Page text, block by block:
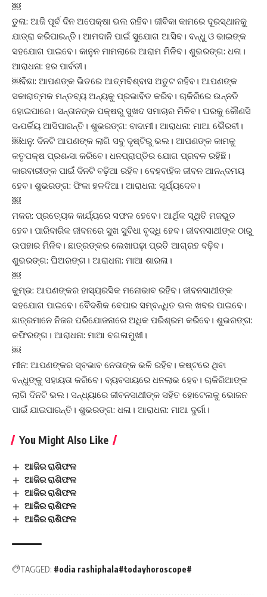
￼
ତୁଳା: ଆଜି ପୂର୍ବ ଦିନ ଅପେକ୍ଷା ଭଲ ରହିବ। ଜୀବିକା କାମରେ ଦୂରସ୍ଥାନକୁ
ଯାତ୍ରା କରିପାରନ୍ତି। ଆମଦାନି ପାଇଁ ସୁଯୋଗ ଆସିବ। ବନ୍ଧୁ ଓ ଭାଇଙ୍କ
ସହଯୋଗ ପାଇବେ। କାନୁନ ମାମଲାରେ ଆରାମ ମିଳିବ। ଶୁଭରଙ୍ଗ: ଧଳା।
ଆରାଧନା: ହର ପାର୍ବତୀ।
￼ବିଛା: ଆପଣଙ୍କ ଭିତରେ ଆତ୍ମବିଶ୍ବାସ ଅତୁଟ ରହିବ। ଆପଣଙ୍କ
ସକାରାତ୍ମକ ମନ୍ତବ୍ୟ ଅନ୍ୟକୁ ପ୍ରଭାବିତ କରିବ। ଚାକିରିରେ ଉନ୍ନତି
ହୋଇପାରେ। ସନ୍ତାନଙ୍କ ପକ୍ଷରୁ ସୁଖଦ ସମାଚାର ମିଳିବ। ଘରକୁ କୌଣସି
ସ˚ପର୍କିୟ ଆସିପାରନ୍ତି। ଶୁଭରଙ୍ଗ: ବାଦାମୀ। ଆରାଧନା: ମାଆ ଭୈରବୀ।
￼ଧନୁ: ଦିନଟି ଆପଣଙ୍କ ଲାଗି ସବୁ ଦୃଷ୍ଟିରୁ ଭଲ। ଆପଣଙ୍କ କାମକୁ
କତୃପକ୍ଷ ପ୍ରଶ˚ସା କରିବେ। ଧନପ୍ରାପ୍ତିର ଯୋଗ ପ୍ରବଳ ରହିଛି।
କାରବାରୀଙ୍କ ପାଇଁ ଦିନଟି ବଢ଼ିଆ ରହିବ। ବେହବାହିକ ଜୀବନ ଆନନ୍ଦମୟ
ହେବ। ଶୁଭରଙ୍ଗ: ଫିକା ହଳଦିଆ। ଆରାଧନା: ସୂର୍ଯ୍ୟଦେବ।
￼
ମକର: ପ୍ରତ୍ୟେକ କାର୍ଯ୍ୟରେ ସଫଳ ହେବେ। ଆର୍ଥିକ ସ୍ଥିତି ମଜଭୁତ
ହେବ। ପାରିବାରିକ ଜୀବନରେ ସୁଖ ସୁବିଧା ବୃଦ୍ଧି ହେବ। ଜୀବନସାଥୀଙ୍କ ଠାରୁ
ଉପହାର ମିଳିବ। ଛାତ୍ରଙ୍କର ଲେଖାପଢ଼ା ପ୍ରତି ଆଗ୍ରହ ବଢ଼ିବ।
ଶୁଭରଙ୍ଗ: ଘିଅରଙ୍ଗ। ଆରାଧନା: ମାଆ ଶାରଳା।
￼
କୁମ୍ଭ: ଆପଣଙ୍କର ହାସ୍ୟରସିକ ମନୋଭାବ ରହିବ। ଜୀବନସାଥୀଙ୍କ
ସହଯୋଗ ପାଇବେ। ବୈଦଶିକ ବେପାର ସମ୍ବନ୍ଧିତ ଭଲ ଖବର ପାଇବେ।
ଛାତ୍ରମାନେ ନିଜର ପରିଯୋଜନାରେ ଅଧିକ ପରିଶ୍ରମ କରିବେ। ଶୁଭରଙ୍ଗ:
କଫିରଙ୍ଗ। ଆରାଧନା: ମାଆ ବଗଳାମୁଖୀ।
￼
ମୀନ: ଆପଣଙ୍କର ସ୍ବଭାବ ନେତାଙ୍କ ଭଳି ରହିବ। କଷ୍ଟରେ ଥିବା
ବନ୍ଧୁଙ୍କୁ ସହାୟତା କରିବେ। ବ୍ୟବସାୟରେ ଧନଲାଭ ହେବ। ଚାକିରିଆଙ୍କ
ଲାଗି ଦିନଟି ଭଲ। ସନ୍ଧ୍ୟାରେ ଜୀବନସାଥୀଙ୍କ ସହିତ ହୋଟେଲକୁ ଭୋଜନ
ପାଇଁ ଯାଇପାରନ୍ତି। ଶୁଭରଙ୍ଗ: ଧଳା। ଆରାଧନା: ମାଆ ଦୁର୍ଗା।
You Might Also Like
ଆଜିର ରାଶିଫଳ
ଆଜିର ରାଶିଫଳ
ଆଜିର ରାଶିଫଳ
ଆଜିର ରାଶିଫଳ
ଆଜିର ରାଶିଫଳ
TAGGED: #odia rashiphala#todayhoroscope#